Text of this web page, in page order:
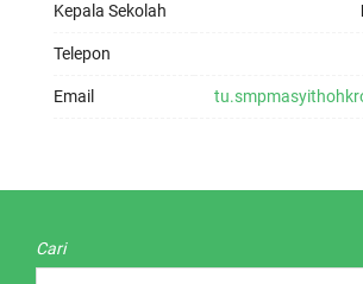
Kepala Sekolah
Telepon
Email
Cari